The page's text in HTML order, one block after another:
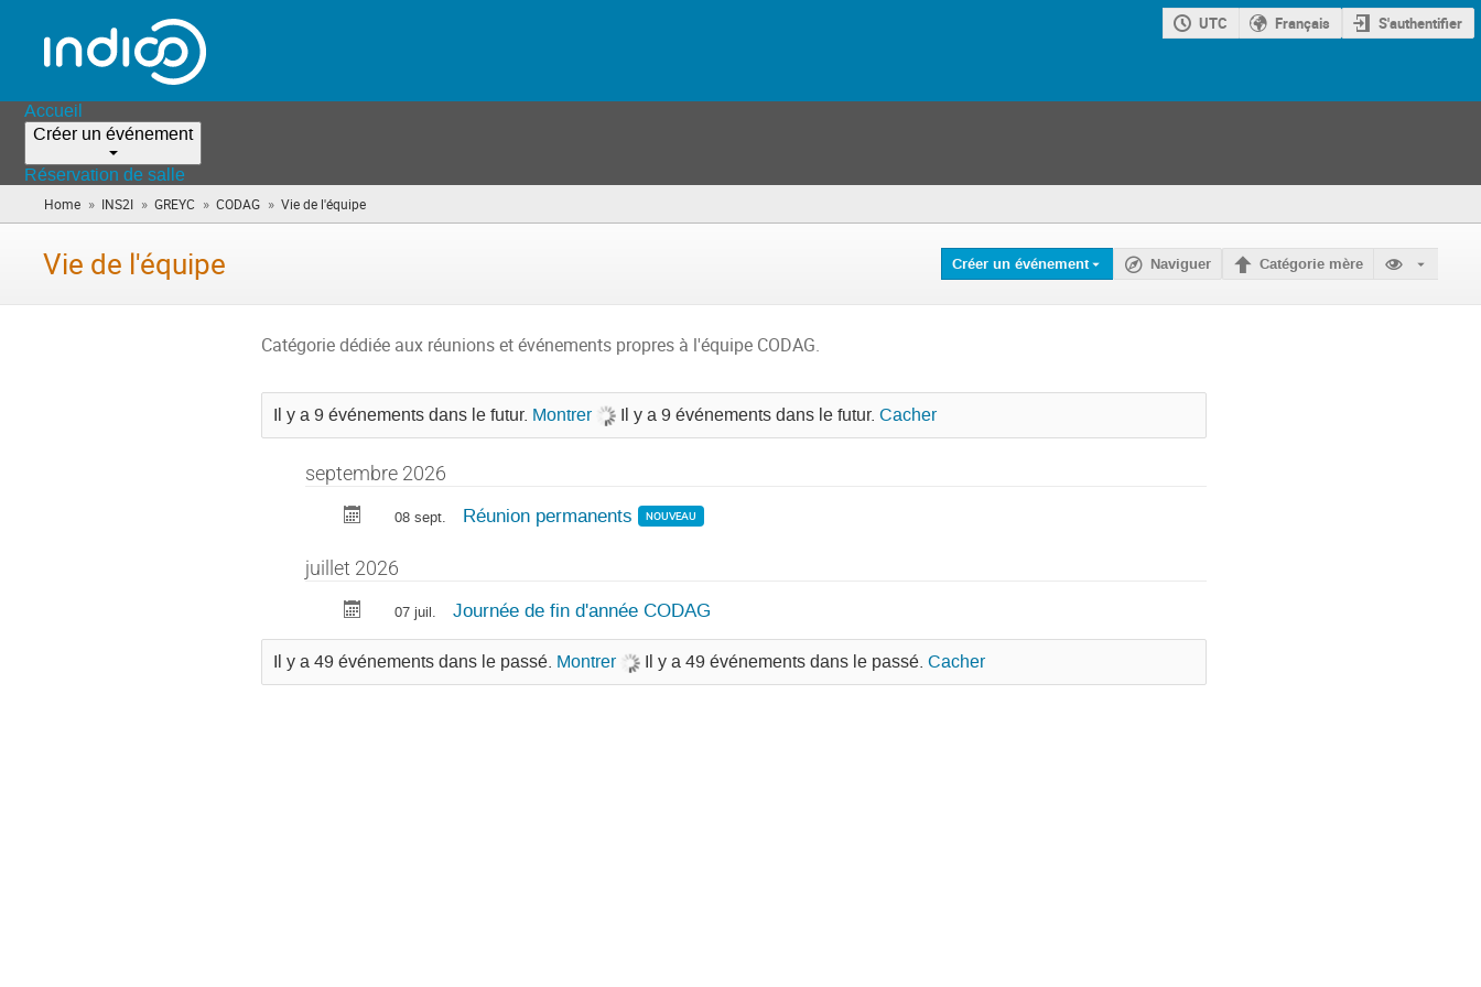
UTC Français S'authentifier
Accueil
Créer un événement
Réservation de salle
Home » INS2I » GREYC » CODAG » Vie de l'équipe
êtes
Vie de l'équipe Créer un événement Naviguer Catégorie mère
Catégorie dédiée aux réunions et événements propres à l'équipe CODAG.
Il y a 9 événements dans le futur. Montrer Il y a 9 événements dans le futur.Cacher
septembre 2026
08 sept. Réunion permanents NOUVEAU
juillet 2026
07 juil. Journée de fin d'année CODAG
Il y a 49 événements dans le passé. Montrer Il y a 49 événements dans le passé.Cacher